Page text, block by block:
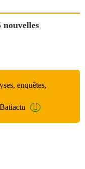
nouvelles
enquêtes,